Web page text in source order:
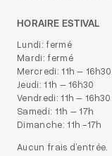
HORAIRE ESTIVAL
Lundi: fermé
Mardi: fermé
Mercredi: 11h – 16h30
Jeudi: 11h – 16h30
Vendredi: 11h – 16h30
Samedi: 11h – 17h
Dimanche: 11h -17h
Aucun frais d’entrée.